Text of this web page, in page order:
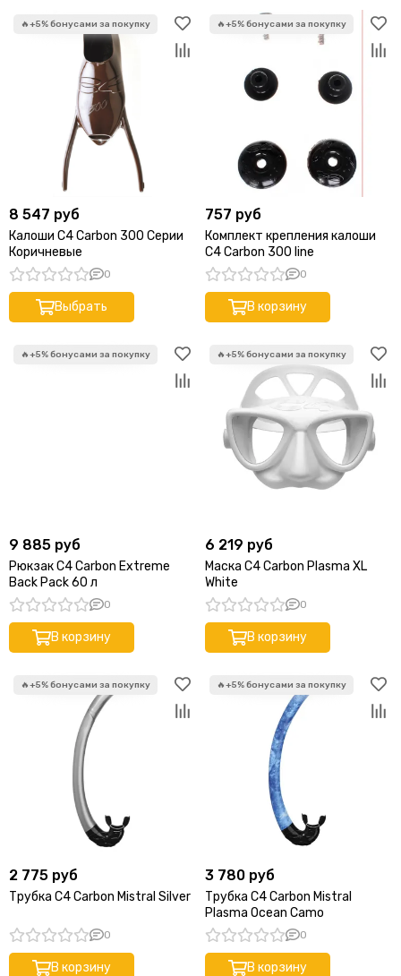
8 547 руб
Калоши C4 Carbon 300 Серии
Коричневые
0
Выбрать
757 руб
Комплект крепления калоши
C4 Carbon 300 line
0
В корзину
9 885 руб
Рюкзак C4 Carbon Extreme
Back Pack 60 л
0
В корзину
6 219 руб
Маска C4 Carbon Plasma XL
White
0
В корзину
2 775 руб
Трубка C4 Carbon Mistral Silver
0
В корзину
3 780 руб
Трубка C4 Carbon Mistral
Plasma Ocean Camo
0
В корзину